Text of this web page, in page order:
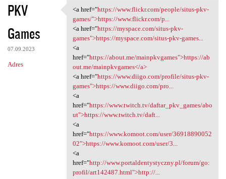
PKV
Games
07.09.2023
Adres
<a href="https://www.flickr
<a href="https://www.flickr.com/people/situs-pkv-
games/">https://www.flickr.com/p...
<a href="https://myspace.com/situs-pkv-
games">https://myspace.com/situs-pkv-games...
<a
href="https://about.me/mainpkvgames">https://ab
out.me/mainpkvgames</a>
<a href="https://www.diigo.com/profile/situs-pkv-
games">https://www.diigo.com/pro...
<a
href="https://www.twitch.tv/daftar_pkv_games/abo
ut">https://www.twitch.tv/daft...
<a
href="https://www.komoot.com/user/36918890052
02">https://www.komoot.com/user/3...
<a
href="http://www.portaldentystyczny.pl/forum/go:
profil/art142487.html">http://...